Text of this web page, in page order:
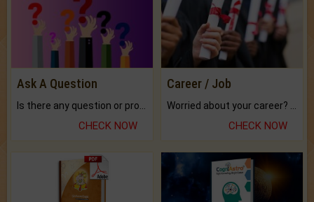
Ask A Question
CHECK NOW
Career / Job
CHECK NOW